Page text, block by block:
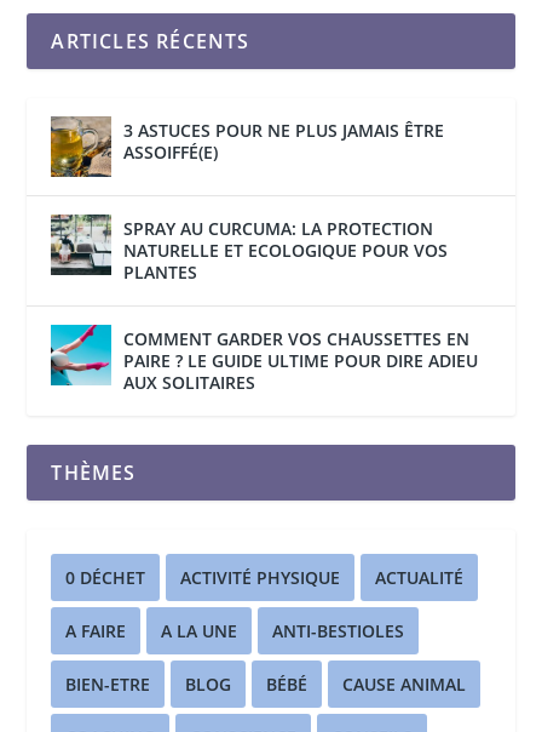
ARTICLES RÉCENTS
3 ASTUCES POUR NE PLUS JAMAIS ÊTRE
ASSOIFFÉ(E)
SPRAY AU CURCUMA: LA PROTECTION
NATURELLE ET ECOLOGIQUE POUR VOS
PLANTES
COMMENT GARDER VOS CHAUSSETTES EN
PAIRE ? LE GUIDE ULTIME POUR DIRE ADIEU
AUX SOLITAIRES
THÈMES
0 DÉCHET ACTIVITÉ PHYSIQUE ACTUALITÉ
A FAIRE A LA UNE ANTI-BESTIOLES
BIEN-ETRE BLOG BÉBÉ CAUSE ANIMAL